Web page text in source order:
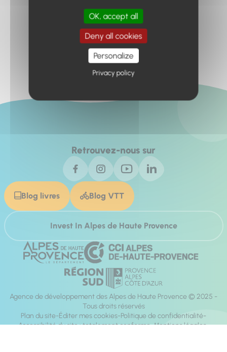
Retour à l'accueil
Retrouvez-nous sur
Blog livres Blog VTT
Invest In Alpes de Haute Provence
Agence de développement des Alpes de Haute Provence © 2025 -
Tous droits réservés
Plan du site Éditer mes cookies Politique de confidentialité
Accessibilité du site : totalement conforme Mentions légales
OK, accept all
Deny all cookies
Personalize
Privacy policy